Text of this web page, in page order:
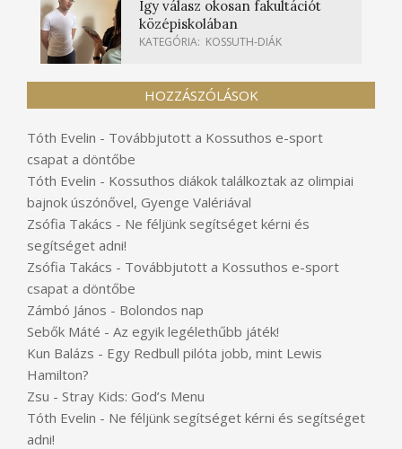
Így válasz okosan fakultációt
középiskolában
KATEGÓRIA: KOSSUTH-DIÁK
HOZZÁSZÓLÁSOK
Tóth Evelin - Továbbjutott a Kossuthos e-sport
csapat a döntőbe
Tóth Evelin - Kossuthos diákok találkoztak az olimpiai
bajnok úszónővel, Gyenge Valériával
Zsófia Takács - Ne féljünk segítséget kérni és
segítséget adni!
Zsófia Takács - Továbbjutott a Kossuthos e-sport
csapat a döntőbe
Zámbó János - Bolondos nap
Sebők Máté - Az egyik legélethűbb játék!
Kun Balázs - Egy Redbull pilóta jobb, mint Lewis
Hamilton?
Zsu - Stray Kids: God’s Menu
Tóth Evelin - Ne féljünk segítséget kérni és segítséget
adni!